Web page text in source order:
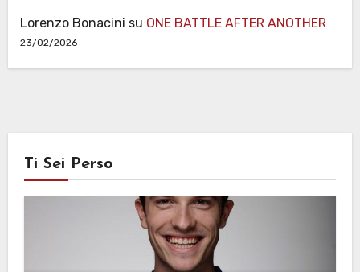
Lorenzo Bonacini su ONE BATTLE AFTER ANOTHER
23/02/2026
Ti Sei Perso